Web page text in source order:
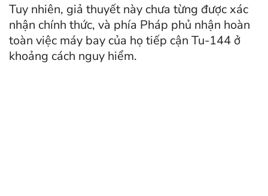
Tuy nhiên, giả thuyết này chưa từng được xác
nhận chính thức, và phía Pháp phủ nhận hoàn
toàn việc máy bay của họ tiếp cận Tu-144 ở
khoảng cách nguy hiểm.